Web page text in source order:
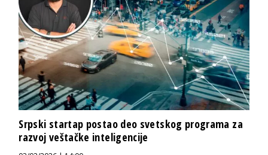
Srpski startap postao deo svetskog programa za
razvoj veštačke inteligencije